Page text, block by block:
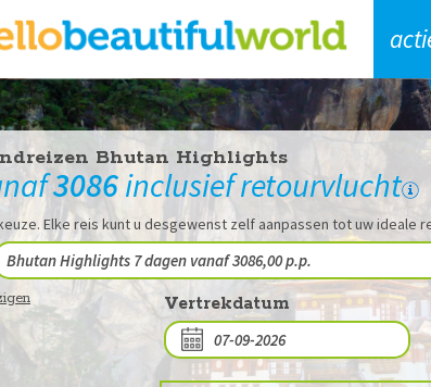
Bhutan Highlights
3086inclusief retourvlucht
Elke reis kunt u desgewenst zelf aanpassen tot uw ideale
Vertrekdatum